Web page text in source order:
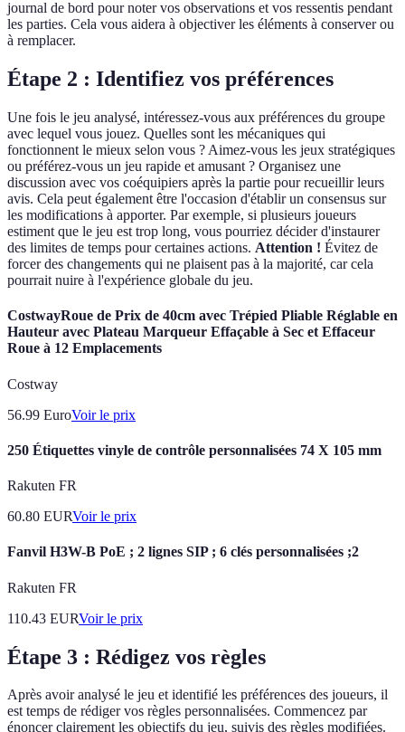
journal de bord pour noter vos observations et vos ressentis pendant
les parties. Cela vous aidera à objectiver les éléments à conserver ou
à remplacer.
Étape 2 : Identifiez vos préférences
Une fois le jeu analysé, intéressez-vous aux préférences du groupe
avec lequel vous jouez. Quelles sont les mécaniques qui
fonctionnent le mieux selon vous ? Aimez-vous les jeux stratégiques
ou préférez-vous un jeu rapide et amusant ? Organisez une
discussion avec vos coéquipiers après la partie pour recueillir leurs
avis. Cela peut également être l'occasion d'établir un consensus sur
les modifications à apporter. Par exemple, si plusieurs joueurs
estiment que le jeu est trop long, vous pourriez décider d'instaurer
des limites de temps pour certaines actions. Attention ! Évitez de
forcer des changements qui ne plaisent pas à la majorité, car cela
pourrait nuire à l'expérience globale du jeu.
CostwayRoue de Prix de 40cm avec Trépied Pliable Réglable en
Hauteur avec Plateau Marqueur Effaçable à Sec et Effaceur
Roue à 12 Emplacements
Costway
56.99 EuroVoir le prix
250 Étiquettes vinyle de contrôle personnalisées 74 X 105 mm
Rakuten FR
60.80 EURVoir le prix
Fanvil H3W-B PoE ; 2 lignes SIP ; 6 clés personnalisées ;2
Rakuten FR
110.43 EURVoir le prix
Étape 3 : Rédigez vos règles
Après avoir analysé le jeu et identifié les préférences des joueurs, il
est temps de rédiger vos règles personnalisées. Commencez par
énoncer clairement les objectifs du jeu, suivis des règles modifiées.